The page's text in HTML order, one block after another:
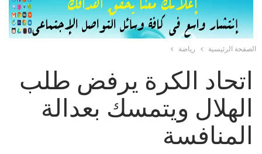
الصفحة الرئيسية رياضة
اتحاد الكرة يرفض طلب
الهلال ويتمسك بعدالة
المنافسة